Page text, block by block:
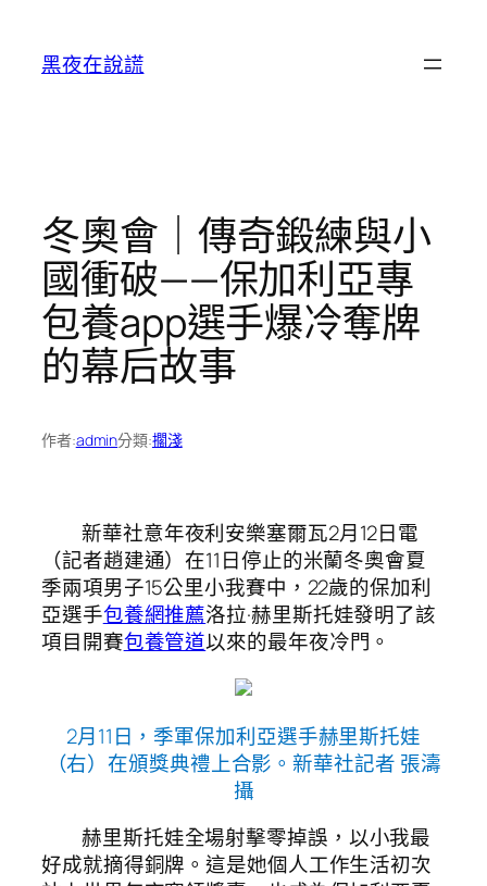
黑夜在說謊
冬奧會｜傳奇鍛練與小
國衝破——保加利亞專
包養app選手爆冷奪牌
的幕后故事
作者:admin分類:擱淺
新華社意年夜利安樂塞爾瓦2月12日電
（記者趙建通）在11日停止的米蘭冬奧會夏
季兩項男子15公里小我賽中，22歲的保加利
亞選手包養網推薦洛拉·赫里斯托娃發明了該
項目開賽包養管道以來的最年夜冷門。
2月11日，季軍保加利亞選手赫里斯托娃
（右）在頒獎典禮上合影。新華社記者 張濤
攝
赫里斯托娃全場射擊零掉誤，以小我最
好成就摘得銅牌。這是她個人工作生活初次